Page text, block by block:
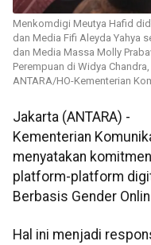
Menkomdigi Meutya Hafid
dan Media Fifi Aleyda Yahya
dan Media Massa Molly
Perempuan di Widya
ANTARA/HO-Kementerian
Jakarta (ANTARA) -
Kementerian
menyatakan
platform-platform
Berbasis Gender
Hal ini menjadi